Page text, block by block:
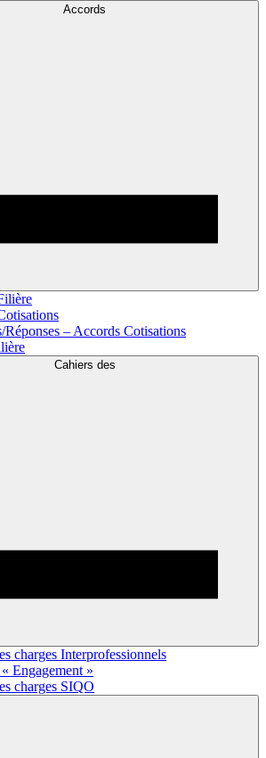
Accords
Réponses – Accords Cotisations
Cahiers des
charges Interprofessionnels
Engagement »
charges SIQO